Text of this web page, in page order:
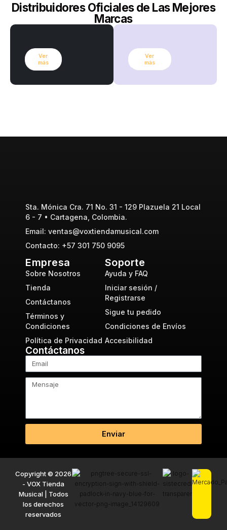
Distribuidores Oficiales de Las Mejores
Marcas
Ver
más
Ver
más
Sta. Mónica Cra. 71 No. 31 - 129 Plazuela 21 Local
6 - 7 • Cartagena, Colombia.
Email: ventas@voxtiendamusical.com
Contacto: +57 301 750 9095
Empresa
Sobre Nosotros
Tienda
Contáctanos
Términos y
Condiciones
Política de Privacidad
Soporte
Ayuda y FAQ
Iniciar sesión /
Registrarse
Sigue tu pedido
Condiciones de Envíos
Accesibilidad
Contáctanos
Enviar
Copyright © 2026
- VOX Tienda
Musical | Todos
los derechos
reservados